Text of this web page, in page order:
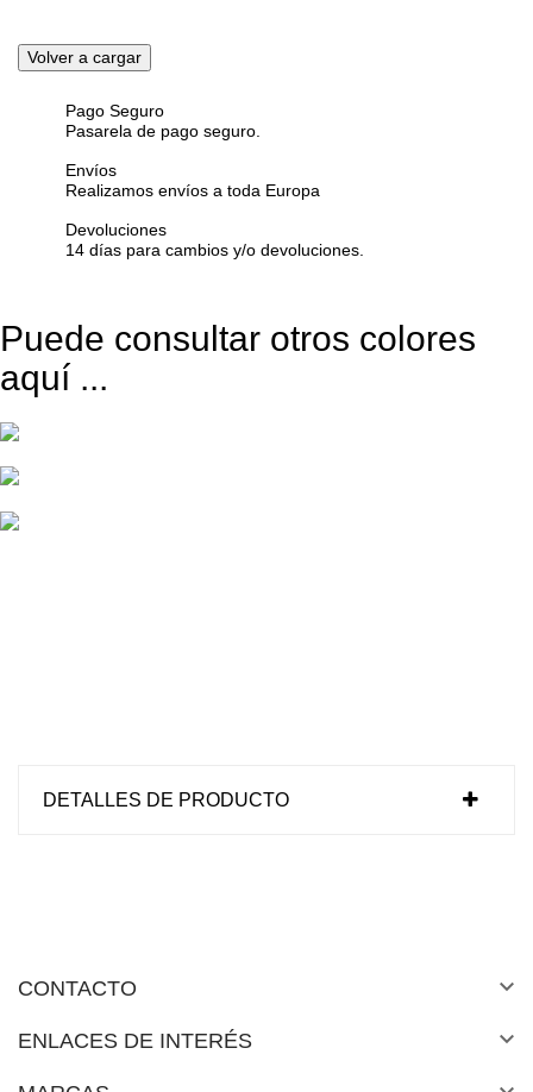
Pago Seguro
Pasarela de pago seguro.
Envíos
Realizamos envíos a toda Europa
Devoluciones
14 días para cambios y/o devoluciones.
Puede consultar otros colores
aquí ...
DETALLES DE PRODUCTO
CONTACTO 
ENLACES DE INTERÉS 